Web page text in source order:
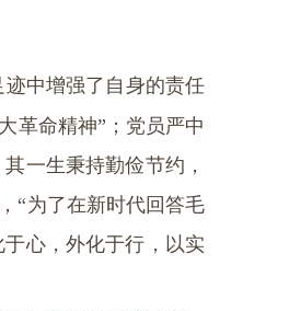
中增强了自身的责任
革命精神”；党员严中
一生秉持勤俭节约，
“为了在新时代回答毛
心，外化于行，以实